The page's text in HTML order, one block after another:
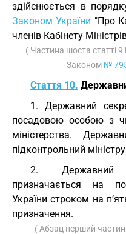
здійснюється в
Законом України "Про
членів Кабінету
( Частина шоста статті 9
Законом №
Стаття 10.
1. Державний
посадовою особою з
міністерства.
підконтрольний
2. Державний
призначається на
України строком на
призначення.
( Абзац перший